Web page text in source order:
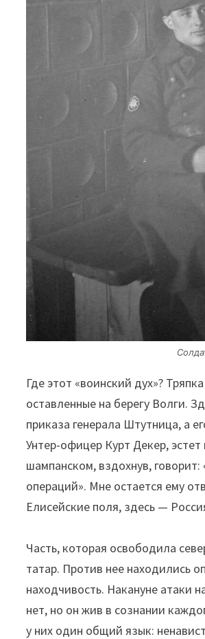
Где этот «воинский дух»?
оставленные на берегу Волги.
приказа генерала Штутница, а
Унтер-офицер Курт Декер,
шампанском, вздохнув,
операций». Мне остается ему
Елисейские поля, здесь —
Часть, которая освободила
татар. Против нее находились
находчивость. Накануне атаки
нет, но он жив в сознании
у них один общий язык: